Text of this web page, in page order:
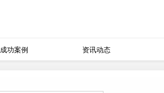
成功案例 资讯动态